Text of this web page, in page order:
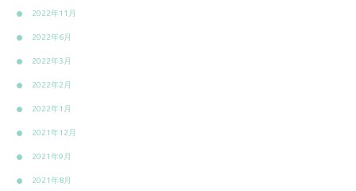
2022年11月
2022年6月
2022年3月
2022年2月
2022年1月
2021年12月
2021年9月
2021年8月